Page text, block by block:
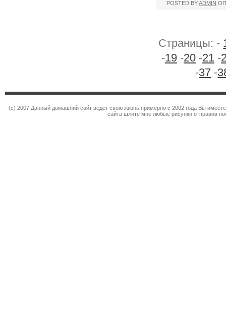
POSTED BYADMIN
Страницы: -
-19 -20 -21 -
-37 -
(c) 2007 Данный домашний сайт ведёт свою жизнь примерно с 2002 года Вы
сайта шлите мне любые рисунки отправив